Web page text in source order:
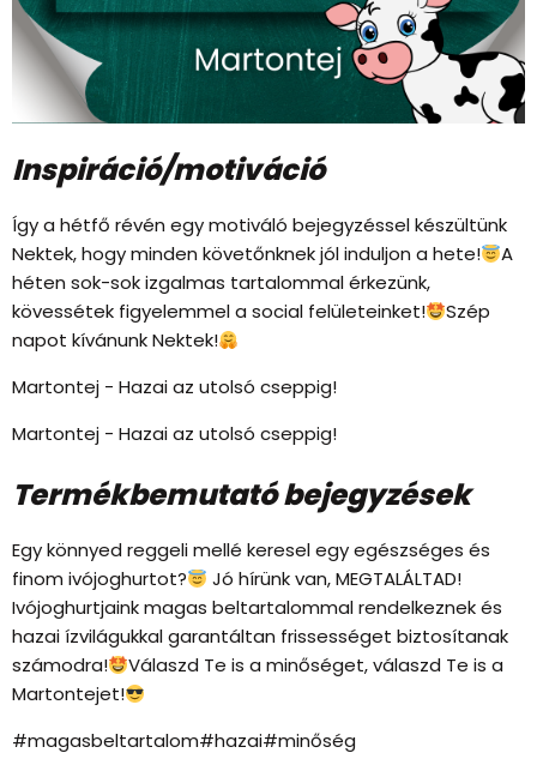
Inspiráció/motiváció
Így a hétfő révén egy motiváló bejegyzéssel készültünk
Nektek, hogy minden követőnknek jól induljon a hete!
A
héten sok-sok izgalmas tartalommal érkezünk,
kövessétek figyelemmel a social felületeinket!
Szép
napot kívánunk Nektek!
Martontej - Hazai az utolsó cseppig!
Martontej - Hazai az utolsó cseppig!
Termékbemutató bejegyzések
Egy könnyed reggeli mellé keresel egy egészséges és
finom ivójoghurtot?
Jó hírünk van, MEGTALÁLTAD!
Ivójoghurtjaink magas beltartalommal rendelkeznek és
hazai ízvilágukkal garantáltan frissességet biztosítanak
számodra!
Válaszd Te is a minőséget, válaszd Te is a
Martontejet!
#magasbeltartalom#hazai#minőség